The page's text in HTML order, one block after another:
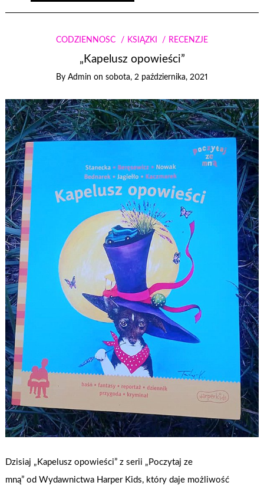
CODZIENNOŚĆ KSIĄŻKI RECENZJE
„Kapelusz opowieści”
By Admin on sobota, 2 października, 2021
Dzisiaj „Kapelusz opowieści” z serii „Poczytaj ze
mną” od Wydawnictwa Harper Kids, który daje możliwość